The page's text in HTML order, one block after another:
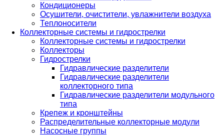
Кондиционеры
Осушители, очистители, увлажнители воздуха
Теплоносители
Коллекторные системы и гидрострелки
Коллекторные системы и гидрострелки
Коллекторы
Гидрострелки
Гидравлические разделители
Гидравлические разделители
коллекторного типа
Гидравлические разделители модульного
типа
Крепеж и кронштейны
Распределительные коллекторные модули
Насосные группы